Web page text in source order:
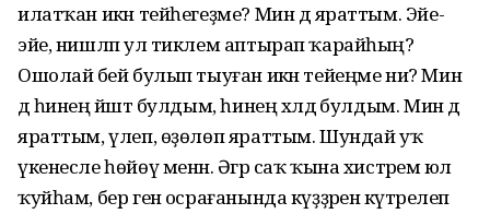
илатҡан икән тейһегеҙме? Мин дә яраттым. Эйе-
эйе, нишләп ул тиклем аптырап ҡарайһың?
Ошолай әбей булып тыуған икән тейеңме ни? Мин
дә һинең йәштә булдым, һинең хәлдә булдым. Мин дә
яраттым, үлеп, өҙөлөп яраттым. Шундай уҡ
үкенесле һөйөү менән. Әгәр саҡ ҡына хистәремә юл
ҡуйһам, бер генә осрағанында күҙҙәренә күтәрелеп